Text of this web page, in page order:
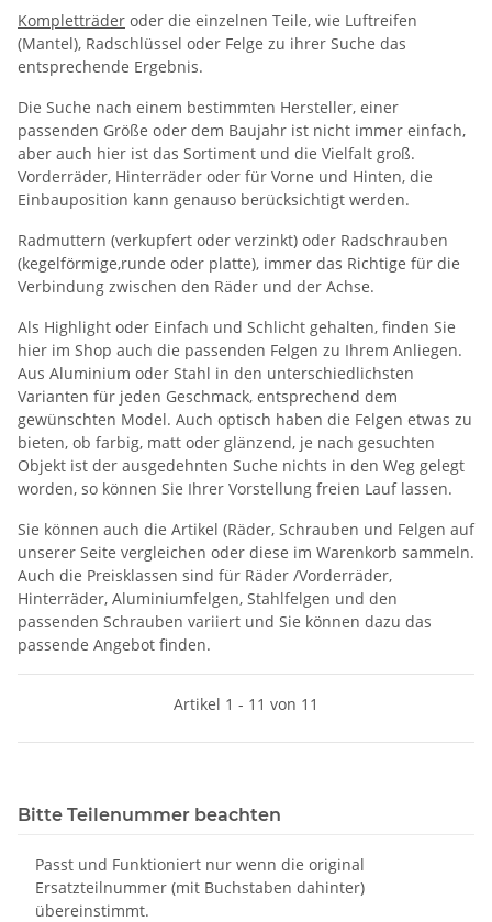
Kompletträder oder die einzelnen Teile, wie Luftreifen
(Mantel), Radschlüssel oder Felge zu ihrer Suche das
entsprechende Ergebnis.
Die Suche nach einem bestimmten Hersteller, einer
passenden Größe oder dem Baujahr ist nicht immer einfach,
aber auch hier ist das Sortiment und die Vielfalt groß.
Vorderräder, Hinterräder oder für Vorne und Hinten, die
Einbauposition kann genauso berücksichtigt werden.
Radmuttern (verkupfert oder verzinkt) oder Radschrauben
(kegelförmige,runde oder platte), immer das Richtige für die
Verbindung zwischen den Räder und der Achse.
Als Highlight oder Einfach und Schlicht gehalten, finden Sie
hier im Shop auch die passenden Felgen zu Ihrem Anliegen.
Aus Aluminium oder Stahl in den unterschiedlichsten
Varianten für jeden Geschmack, entsprechend dem
gewünschten Model. Auch optisch haben die Felgen etwas zu
bieten, ob farbig, matt oder glänzend, je nach gesuchten
Objekt ist der ausgedehnten Suche nichts in den Weg gelegt
worden, so können Sie Ihrer Vorstellung freien Lauf lassen.
Sie können auch die Artikel (Räder, Schrauben und Felgen auf
unserer Seite vergleichen oder diese im Warenkorb sammeln.
Auch die Preisklassen sind für Räder /Vorderräder,
Hinterräder, Aluminiumfelgen, Stahlfelgen und den
passenden Schrauben variiert und Sie können dazu das
passende Angebot finden.
Artikel 1 - 11 von 11
Bitte Teilenummer beachten
Passt und Funktioniert nur wenn die original
Ersatzteilnummer (mit Buchstaben dahinter)
übereinstimmt.